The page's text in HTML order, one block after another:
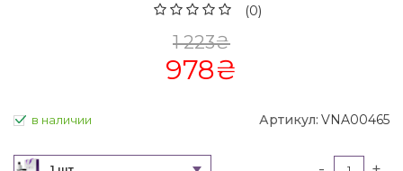
(0)
1 223₴
978₴
в наличии Артикул: VNA00465